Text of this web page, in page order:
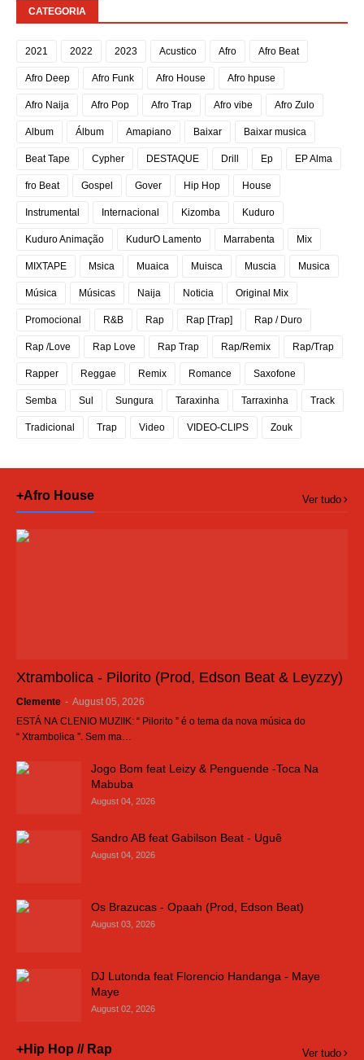
CATEGORIA
2021 2022 2023 Acustico Afro Afro Beat
Afro Deep Afro Funk Afro House Afro hpuse
Afro Naija Afro Pop Afro Trap Afro vibe Afro Zulo
Album Álbum Amapiano Baixar Baixar musica
Beat Tape Cypher DESTAQUE Drill Ep EP Alma
fro Beat Gospel Gover Hip Hop House
Instrumental Internacional Kizomba Kuduro
Kuduro Animação KudurO Lamento Marrabenta Mix
MIXTAPE Msica Muaica Muisca Muscia Musica
Música Músicas Naija Noticia Original Mix
Promocional R&B Rap Rap [Trap] Rap / Duro
Rap /Love Rap Love Rap Trap Rap/Remix Rap/Trap
Rapper Reggae Remix Romance Saxofone
Semba Sul Sungura Taraxinha Tarraxinha Track
Tradicional Trap Video VIDEO-CLIPS Zouk
+Afro House Ver tudo
Xtrambolica - Pilorito (Prod, Edson Beat & Leyzzy)
Clemente - August 05, 2026
ESTÁ NA CLENIO MUZIIK: “ Pilorito ” é o tema da nova música do
“ Xtrambolica ”. Sem ma…
Jogo Bom feat Leizy & Penguende -Toca Na
Mabuba
August 04, 2026
Sandro AB feat Gabilson Beat - Uguê
August 04, 2026
Os Brazucas - Opaah (Prod, Edson Beat)
August 03, 2026
DJ Lutonda feat Florencio Handanga - Maye
Maye
August 02, 2026
+Hip Hop // Rap Ver tudo